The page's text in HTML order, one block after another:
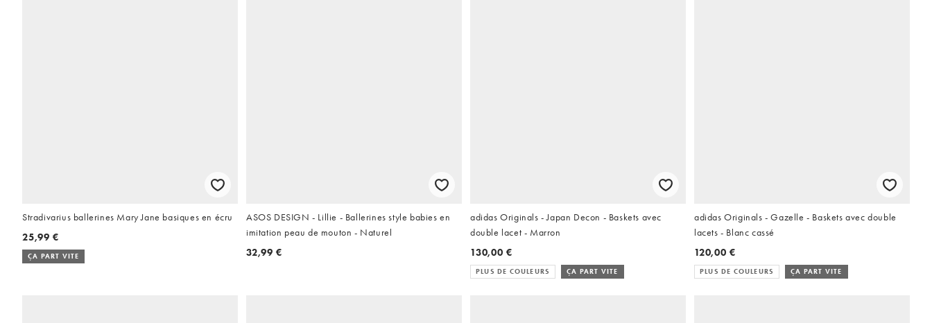
Stradivarius ballerines Mary Jane basiques en écru
25,99 €
ÇA PART VITE
ASOS DESIGN - Lillie - Ballerines style babies en
imitation peau de mouton - Naturel
32,99 €
adidas Originals - Japan Decon - Baskets avec
double lacet - Marron
130,00 €
PLUS DE COULEURS ÇA PART VITE
adidas Originals - Gazelle - Baskets avec double
lacets - Blanc cassé
120,00 €
PLUS DE COULEURS ÇA PART VITE